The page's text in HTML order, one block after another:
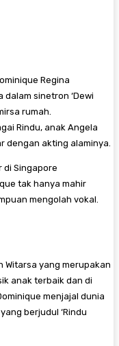
Regina
sinetron ‘Dewi
rumah.
Rindu, anak Angela
dengan akting alaminya.
di Singapore
tak hanya mahir
mengolah vokal.
Witarsa yang merupakan
anak terbaik dan di
menjajal dunia
berjudul ‘Rindu